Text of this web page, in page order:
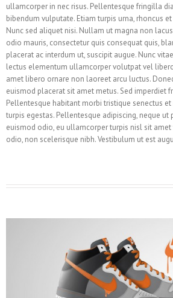
ullamcorper in nec risus. Pellentesque fringilla
bibendum vulputate. Etiam turpis urna, rhoncus
Nunc sed aliquet nisi. Nullam ut magna non
odio mauris, consectetur quis consequat quis,
placerat ac interdum ut, suscipit augue. Nunc
lectus elementum ullamcorper volutpat vel
amet libero ornare non laoreet arcu luctus.
euismod placerat sit amet metus. Sed imperdiet
Pellentesque habitant morbi tristique senectus
turpis egestas. Pellentesque adipiscing, neque ut
euismod odio, eu ullamcorper turpis nisl sit
odio, non scelerisque nibh. Vestibulum ut est